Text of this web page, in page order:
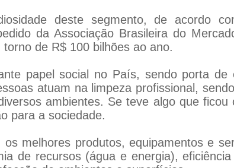
deste segmento, de acordo
da Associação Brasileira do
de R$ 100 bilhões ao ano.
papel social no País, sendo porta de
atuam na limpeza profissional,
ambientes. Se teve algo que
para a sociedade.
melhores produtos, equipamentos e
de recursos (água e energia),